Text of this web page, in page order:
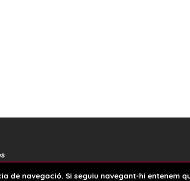
de navegació. Si seguiu navegant-hi entenem